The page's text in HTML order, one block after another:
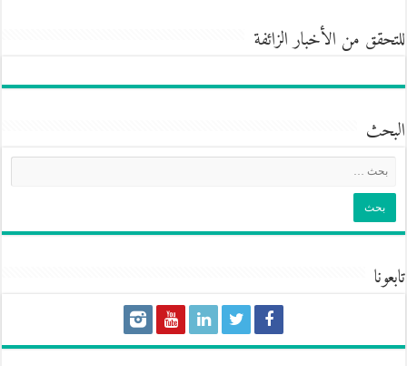
للتحقق من الأخبار الزائفة
البحث
تابعونا